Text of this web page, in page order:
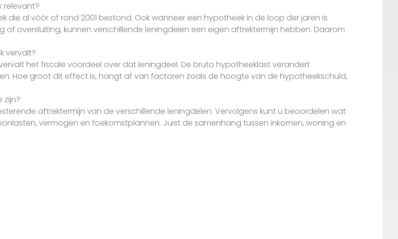
relevant?
die al vóór of rond 2001 bestond. Ook wanneer een hypotheek in de loop der jaren is
oversluiting, kunnen verschillende leningdelen een eigen aftrektermijn hebben. Daarom
vervalt?
het fiscale voordeel over dat leningdeel. De bruto hypotheeklast verandert
Hoe groot dit effect is, hangt af van factoren zoals de hoogte van de hypotheekschuld,
zijn?
aftrektermijn van de verschillende leningdelen. Vervolgens kunt u beoordelen wat
vermogen en toekomstplannen. Juist de samenhang tussen inkomen, woning en